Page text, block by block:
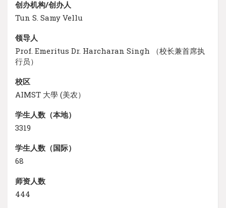
创办机构/创办人
Tun S. Samy Vellu
领导人
Prof. Emeritus Dr. Harcharan Singh （校长兼首席执
行员）
校区
AIMST 大學 (美农）
学生人数（本地）
3319
学生人数（国际）
68
师资人数
444